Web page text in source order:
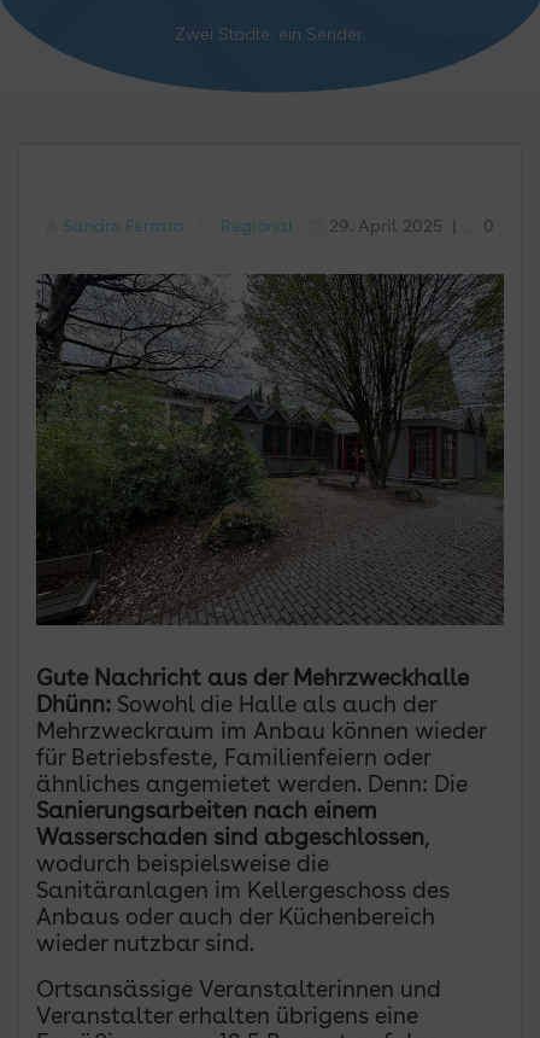
Zwei Städte, ein Sender.
Sandro Ferrara Regional 29. April 2025 0
Gute Nachricht aus der Mehrzweckhalle
Dhünn: Sowohl die Halle als auch der
Mehrzweckraum im Anbau können wieder
für Betriebsfeste, Familienfeiern oder
ähnliches angemietet werden. Denn: Die
Sanierungsarbeiten nach einem
Wasserschaden sind abgeschlossen,
wodurch beispielsweise die
Sanitäranlagen im Kellergeschoss des
Anbaus oder auch der Küchenbereich
wieder nutzbar sind.
Ortsansässige Veranstalterinnen und
Veranstalter erhalten übrigens eine